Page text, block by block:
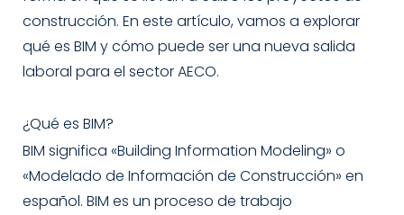
m
construcción. En este artículo, vamos a explorar
qué es BIM y cómo puede ser una nueva salida
laboral para el sector AECO.
¿Qué es BIM?
BIM significa «Building Information Modeling» o
«Modelado de Información de Construcción» en
español. BIM es un proceso de trabajo